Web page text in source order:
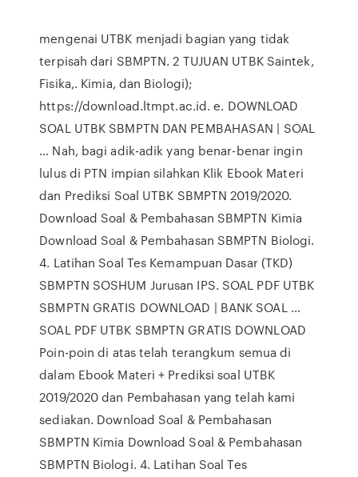
mengenai UTBK menjadi bagian yang tidak
terpisah dari SBMPTN. 2 TUJUAN UTBK Saintek,
Fisika,. Kimia, dan Biologi);
https://download.ltmpt.ac.id. e. DOWNLOAD
SOAL UTBK SBMPTN DAN PEMBAHASAN | SOAL
… Nah, bagi adik-adik yang benar-benar ingin
lulus di PTN impian silahkan Klik Ebook Materi
dan Prediksi Soal UTBK SBMPTN 2019/2020.
Download Soal & Pembahasan SBMPTN Kimia
Download Soal & Pembahasan SBMPTN Biologi.
4. Latihan Soal Tes Kemampuan Dasar (TKD)
SBMPTN SOSHUM Jurusan IPS. SOAL PDF UTBK
SBMPTN GRATIS DOWNLOAD | BANK SOAL …
SOAL PDF UTBK SBMPTN GRATIS DOWNLOAD
Poin-poin di atas telah terangkum semua di
dalam Ebook Materi + Prediksi soal UTBK
2019/2020 dan Pembahasan yang telah kami
sediakan. Download Soal & Pembahasan
SBMPTN Kimia Download Soal & Pembahasan
SBMPTN Biologi. 4. Latihan Soal Tes